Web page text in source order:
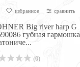
избранное сравнить
Big river harp G
губная гармошка
(0)